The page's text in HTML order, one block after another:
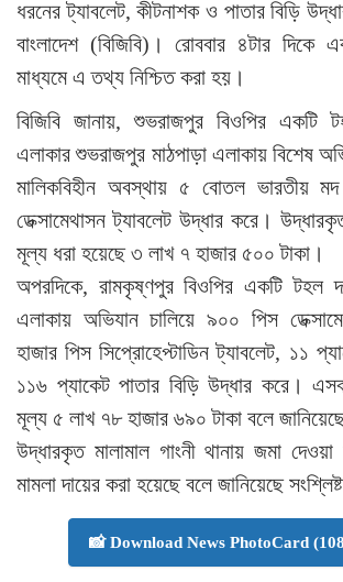
ধরনের ট্যাবলেট, কীটনাশক ও পাতার বিড়ি
বাংলাদেশ (বিজিবি)। রোববার ৪টার দিকে
মাধ্যমে এ তথ্য নিশ্চিত করা হয়।
বিজিবি জানায়, শুভরাজপুর বিওপির একটি
এলাকার শুভরাজপুর মাঠপাড়া এলাকায় বিশেষ
মালিকবিহীন অবস্থায় ৫ বোতল ভারতীয়
ডেক্সামেথাসন ট্যাবলেট উদ্ধার করে।
মূল্য ধরা হয়েছে ৩ লাখ ৭ হাজার ৫০০ টাকা।
অপরদিকে, রামকৃষ্ণপুর বিওপির একটি টহল
এলাকায় অভিযান চালিয়ে ৯০০ পিস
হাজার পিস সিপ্রোহেপ্টাডিন ট্যাবলেট, ১১
১১৬ প্যাকেট পাতার বিড়ি উদ্ধার করে। এসব
মূল্য ৫ লাখ ৭৮ হাজার ৬৯০ টাকা বলে
উদ্ধারকৃত মালামাল গাংনী থানায় জমা
মামলা দায়ের করা হয়েছে বলে জানিয়েছে
📸 Download News PhotoCard